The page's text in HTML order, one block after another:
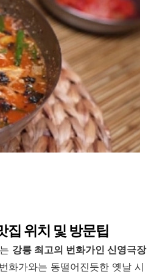
집 위치 및 방문팁
강릉 최고의 번화가인 신영극장
화가와는 동떨어진듯한 옛날 시